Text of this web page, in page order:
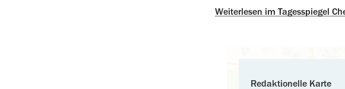
Weiterlesen im Tagesspiegel
Redaktionelle Karte